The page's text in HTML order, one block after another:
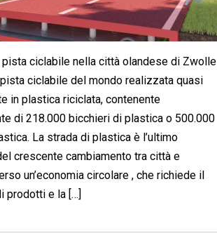
pista ciclabile nella città olandese di Zwolle
ciclabile del mondo realizzata quasi
in plastica riciclata, contenente
di 218.000 bicchieri di plastica o 500.000
La strada di plastica è l’ultimo
crescente cambiamento tra città e
un’economia circolare , che richiede il
prodotti e la […]